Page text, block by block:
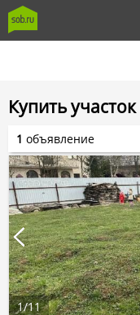
Купить
1/11
1 объявление